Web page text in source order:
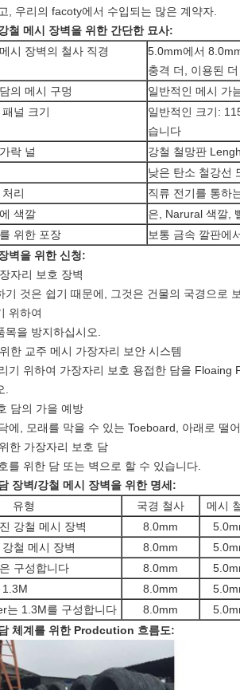
, 우리의 facoty에서 수입되는 많은 계약자.
철 메시 장벽을 위한 간단한 묘사:
시 장벽의 철사 직경
5.0mm에서
충격 더, 이용된
의 메시 구멍
일반적인 메시 가
널 크기
일반적인 크기:
습니다
락 널
강철 철망판
낮은 탄소 철강선
리
직류 전기를 통하
색깔
은, Narural 색깔,
위한 포장
보통 금속 깔판에
벽을 위한 신청:
자리 보호 장벽
기 것은 쉽기 때문에, 그것은 건물의 국경으로
위하여
목을 방지하십시오.
한 교주 메시 가장자리 보안 시스템
기 위하여 가장자리 보호 용접한 담을 Floaing
담의 가을 예방
에,
모래를 막을 수 있는 Toeboard , 아래로 떨
한 가장자리 보호 담
를 위한 담 또는 벽으로 할 수 있습니다.
장벽/강철 메시 장벽을 위한 명세:
유형
국경 철사 메시
강철 메시 장벽
8.0mm
철 메시 장벽
8.0mm
구성합니다
8.0mm
1.3M
8.0mm
는 1.3M를 구성합니다
8.0mm
체계를 위한 Prodcution 흐름도: